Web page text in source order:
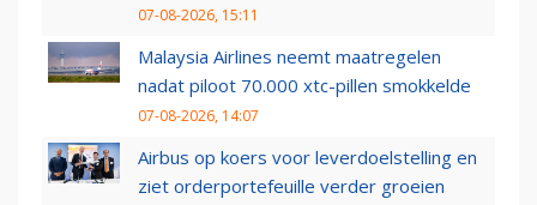
07-08-2026, 15:11
Malaysia Airlines neemt maatregelen
nadat piloot 70.000 xtc-pillen smokkelde
07-08-2026, 14:07
Airbus op koers voor leverdoelstelling en
ziet orderportefeuille verder groeien